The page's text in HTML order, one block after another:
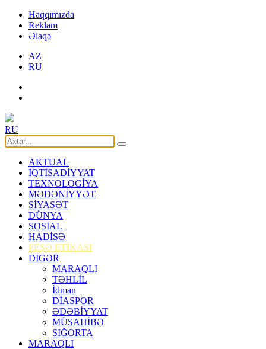
Haqqımızda
Reklam
Əlaqə
AZ
RU
RU
AKTUAL
İQTİSADİYYAT
TEXNOLOGİYA
MƏDƏNİYYƏT
SİYASƏT
DÜNYA
SOSİAL
HADİSƏ
PEŞƏ ETİKASI
DİGƏR
MARAQLI
TƏHLİL
İdman
DİASPOR
ƏDƏBİYYAT
MÜSAHİBƏ
SIĞORTA
MARAQLI